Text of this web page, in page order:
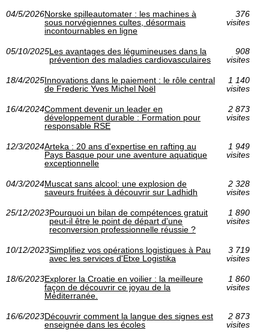
04/5/2026Norske spilleautomater : les machines à
sous norvégiennes cultes, désormais
incontournables en ligne
376
visites
05/10/2025Les avantages des légumineuses dans la
prévention des maladies cardiovasculaires
908
visites
18/4/2025Innovations dans le paiement : le rôle central
de Frederic Yves Michel Noël
1 140
visites
16/4/2024Comment devenir un leader en
développement durable : Formation pour
responsable RSE
2 873
visites
12/3/2024Arteka : 20 ans d'expertise en rafting au
Pays Basque pour une aventure aquatique
exceptionnelle
1 949
visites
04/3/2024Muscat sans alcool: une explosion de
saveurs fruitées à découvrir sur Ladhidh
2 328
visites
25/12/2023Pourquoi un bilan de compétences gratuit
peut-il être le point de départ d'une
reconversion professionnelle réussie ?
1 890
visites
10/12/2023Simplifiez vos opérations logistiques à Pau
avec les services d'Etxe Logistika
3 719
visites
18/6/2023Explorer la Croatie en voilier : la meilleure
façon de découvrir ce joyau de la
Méditerranée.
1 860
visites
16/6/2023Découvrir comment la langue des signes est
enseignée dans les écoles
2 873
visites